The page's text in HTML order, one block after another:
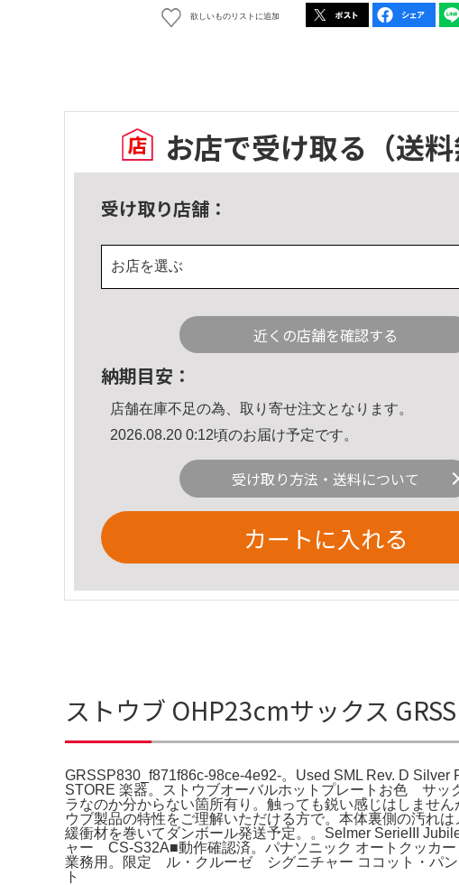
欲しいものリストに追加
お店で受け取る （送
受け取り店舗：
お店を選ぶ
近くの店舗を確認する
納期目安：
店舗在庫不足の為、取り寄せ注文となります。
2026.08.20 0:12頃のお届け予定です。
受け取り方法・送料について
カートに入れる
ストウブ OHP23cmサックス
GRSSP830_f871f86c-98ce-4e92-。Used SML Rev. D
STORE 楽器。ストウブオーバルホットプレートお色 サッ
ラなのか分からない箇所有り。触っても鋭い感じはしませ
ウブ製品の特性をご理解いただける方で。本体裏側の汚れ
緩衝材を巻いてダンボール発送予定。。Selmer SerieIII
ャー CS-S32A■動作確認済。パナソニック オートクッカ
業務用。限定 ル・クルーゼ シグニチャー ココット・パン
ト